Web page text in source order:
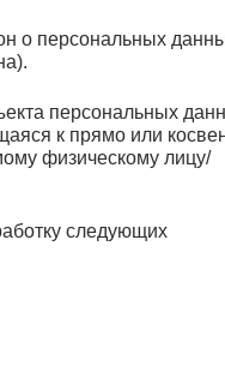
о персональных
персональных
к прямо или
физическому лицу/
следующих